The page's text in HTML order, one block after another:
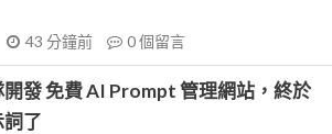
43 分鐘前 0個留言
開發 免費 AI Prompt 管理網站，終於
了